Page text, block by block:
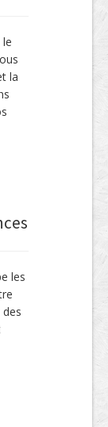
le
la
les